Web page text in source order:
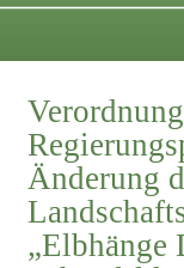
Änderung
„Elbhänge